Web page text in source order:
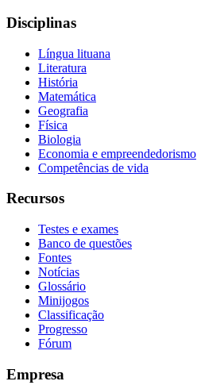
Disciplinas
Língua lituana
Literatura
História
Matemática
Geografia
Física
Biologia
Economia e empreendedorismo
Competências de vida
Recursos
Testes e exames
Banco de questões
Fontes
Notícias
Glossário
Minijogos
Classificação
Progresso
Fórum
Empresa